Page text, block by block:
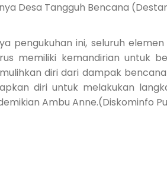
Desa Tangguh Bencana
pengukuhan ini, seluruh
memiliki kemandirian untuk
diri dari dampak
diri untuk melakukan
Ambu Anne.(Diskominfo